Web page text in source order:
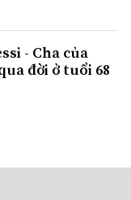
- Cha của
đời ở tuổi 68